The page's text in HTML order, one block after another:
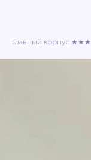
Главный корпус ★★★